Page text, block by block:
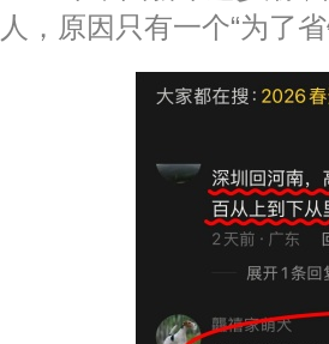
人，原因只有一个“为了